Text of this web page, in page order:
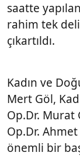
saatte
rahim tek
çıkartıldı.
Kadın ve
Mert Göl,
Op.Dr. Murat
Op.Dr.
önemli bir